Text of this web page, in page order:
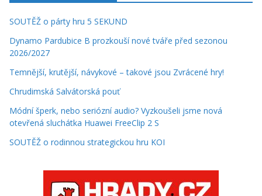
SOUTĚŽ o párty hru 5 SEKUND
Dynamo Pardubice B prozkouší nové tváře před sezonou
2026/2027
Temnější, krutější, návykové – takové jsou Zvrácené hry!
Chrudimská Salvátorská pouť
Módní šperk, nebo seriózní audio? Vyzkoušeli jsme nová
otevřená sluchátka Huawei FreeClip 2 S
SOUTĚŽ o rodinnou strategickou hru KOI